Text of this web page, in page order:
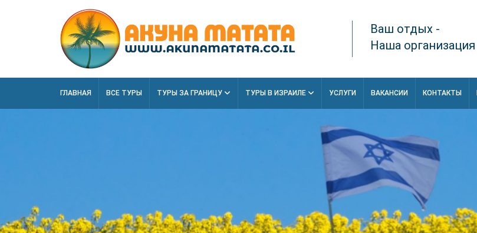
Ваш отдых -
Наша организация
ГЛАВНАЯ ВСЕ ТУРЫ ТУРЫ ЗА ГРАНИЦУ ТУРЫ В ИЗРАИЛЕ УСЛУГИ ВАКАНСИИ КОНТАКТЫ